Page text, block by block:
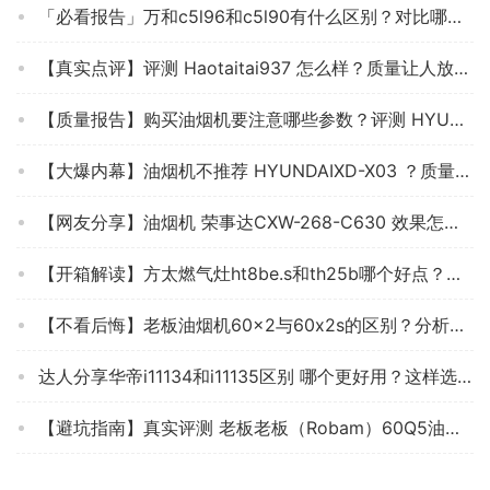
「必看报告」万和c5l96和c5l90有什么区别？对比哪款性价比更高
【真实点评】评测 Haotaitai937 怎么样？质量让人放心吗？使用两个月反馈！
【质量报告】购买油烟机要注意哪些参数？评测 HYUNDAI中式 怎么样？好用吗？
【大爆内幕】油烟机不推荐 HYUNDAIXD-X03 ？质量怎么样？评测真的很坑吗?
【网友分享】油烟机 荣事达CXW-268-C630 效果怎么样？为什么评价这样说？求测评！
【开箱解读】方太燃气灶ht8be.s和th25b哪个好点？评测结果不看后悔
【不看后悔】老板油烟机60×2与60x2s的区别？分析哪款更适合你
达人分享华帝i11134和i11135区别 哪个更好用？这样选不盲目
【避坑指南】真实评测 老板老板（Robam）60Q5油烟机 优缺点，教你怎么样挑选质量好的油烟机 ！